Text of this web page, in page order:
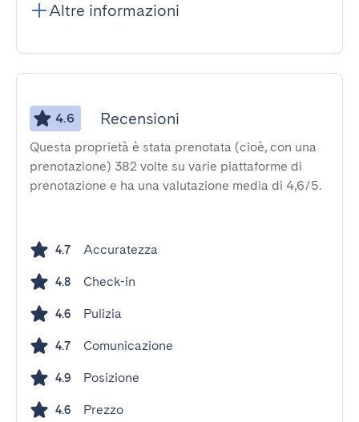
Altre informazioni
4.6 Recensioni
Questa proprietà è stata prenotata (cioè, con una
prenotazione) 382 volte su varie piattaforme di
prenotazione e ha una valutazione media di 4,6/5.
4.7 Accuratezza
4.8 Check-in
4.6 Pulizia
4.7 Comunicazione
4.9 Posizione
4.6 Prezzo